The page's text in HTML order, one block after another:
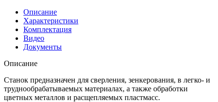
Описание
Характеристики
Комплектация
Видео
Документы
Описание
Станок предназначен для сверления, зенкерования, в легко- и
труднообрабатываемых материалах, а также обработки
цветных металлов и расщепляемых пластмасс.